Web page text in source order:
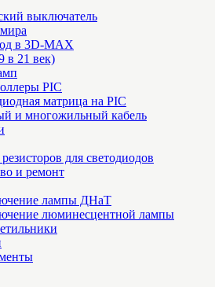
выключатель
в 3D-MAX
в 21 век)
PIC
матрица на PIC
и многожильный кабель
резисторов для светодиодов
и ремонт
лампы ДНаТ
люминесцентной лампы